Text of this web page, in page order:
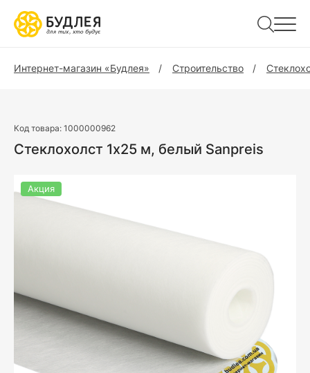
Интернет-магазин «Будлея» Строительство
Акция
Код товара: 1000000962
Стеклохолст 1х25 м, белый Sanpreis